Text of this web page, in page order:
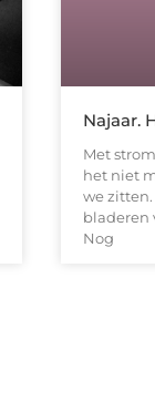
Najaar.
Met
het niet
we
bladeren
Nog